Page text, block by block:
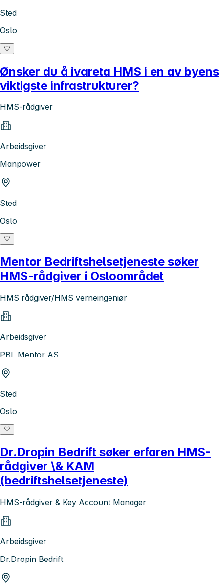
Sted
Oslo
Ønsker du å ivareta HMS i en av byens
viktigste infrastrukturer?
HMS-rådgiver
Arbeidsgiver
Manpower
Sted
Oslo
Mentor Bedriftshelsetjeneste søker
HMS-rådgiver i Osloområdet
HMS rådgiver/HMS verneingeniør
Arbeidsgiver
PBL Mentor AS
Sted
Oslo
Dr.Dropin Bedrift søker erfaren HMS-
rådgiver \& KAM
(bedriftshelsetjeneste)
HMS-rådgiver & Key Account Manager
Arbeidsgiver
Dr.Dropin Bedrift